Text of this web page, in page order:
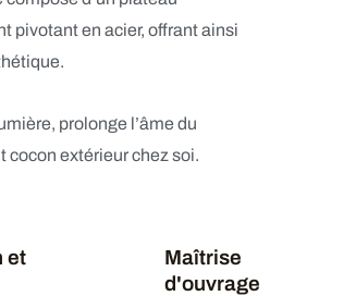
pivotant en acier, offrant ainsi
prolonge l’âme du
cocon extérieur chez soi.
et
Maîtrise
d'ouvrage